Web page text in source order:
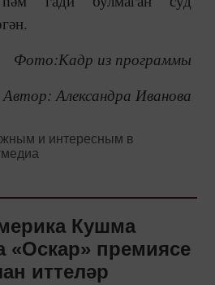
Фото:Кадр из программы
Автор: Александра Иванова
и интересным в
Кушма
премиясе
иттеләр